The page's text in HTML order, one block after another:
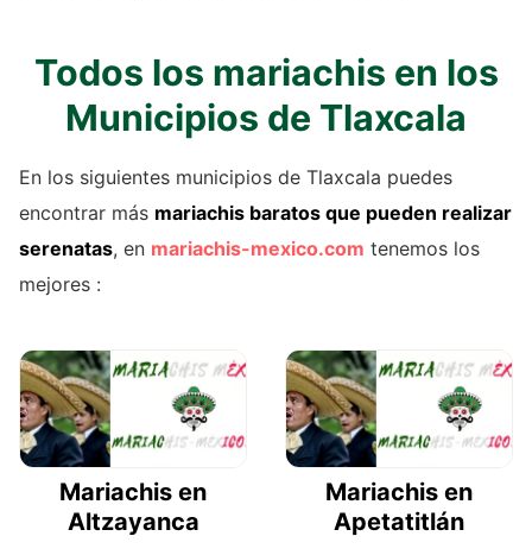
Todos los mariachis en los
Municipios de Tlaxcala
En los siguientes municipios de Tlaxcala puedes
encontrar más mariachis baratos que pueden realizar
serenatas, en mariachis-mexico.com tenemos los
mejores :
Mariachis en
Altzayanca
Mariachis en
Apetatitlán